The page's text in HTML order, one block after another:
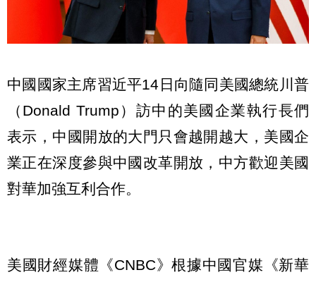
中國國家主席習近平14日向隨同美國總統川普
（Donald Trump）訪中的美國企業執行長們
表示，中國開放的大門只會越開越大，美國企
業正在深度參與中國改革開放，中方歡迎美國
對華加強互利合作。
美國財經媒體《CNBC》根據中國官媒《新華